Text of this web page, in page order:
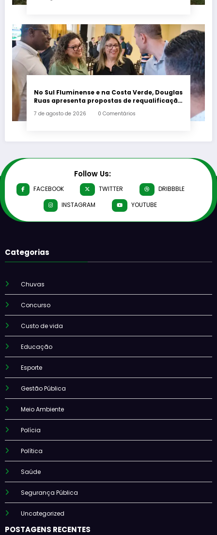
No Sul Fluminense e na Costa Verde, Douglas
Ruas apresenta propostas de requalificação
7 de agosto de 2026 0 Comentários
Follow Us:
FACEBOOK TWITTER
DRIBBBLE
INSTAGRAM
YOUTUBE
Categorias
Chuvas
Concurso
Custo de vida
Educação
Esporte
Gestão Pública
Meio Ambiente
Polícia
Política
Saúde
Segurança Pública
Uncategorized
POSTAGENS RECENTES